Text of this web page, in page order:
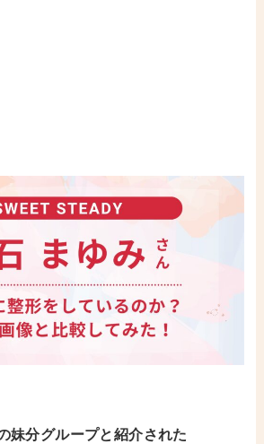
妹分グループと紹介された